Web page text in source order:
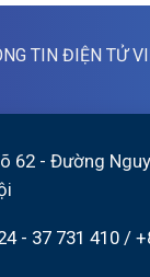
TIN ĐIỆN TỬ
62 - Đường
- 37 731 410 /